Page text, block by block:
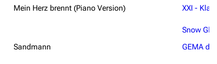
Mein Herz brennt (Piano Version) XXI -
Snow
Sandmann
GEMA